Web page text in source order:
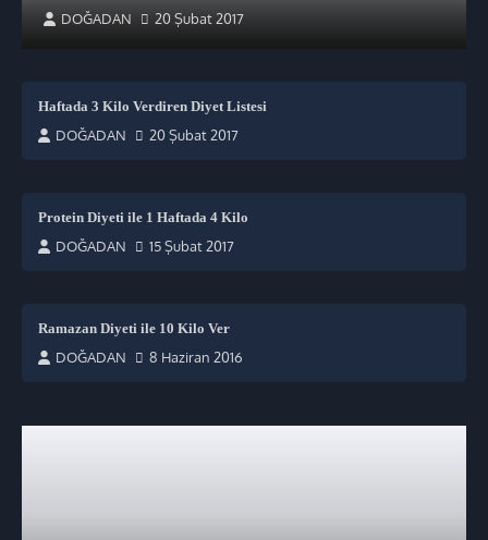
DOĞADAN 20 Şubat 2017
Haftada 3 Kilo Verdiren Diyet Listesi
DOĞADAN 20 Şubat 2017
Protein Diyeti ile 1 Haftada 4 Kilo
DOĞADAN 15 Şubat 2017
Ramazan Diyeti ile 10 Kilo Ver
DOĞADAN 8 Haziran 2016